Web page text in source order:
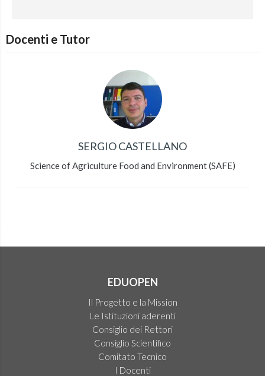
Docenti e Tutor
SERGIO CASTELLANO
Science of Agriculture Food and Environment (SAFE)
EDUOPEN
Il Progetto e la Mission
Le Istituzioni aderenti
Consiglio dei Rettori
Consiglio Scientifico
Comitato Tecnico
I Docenti